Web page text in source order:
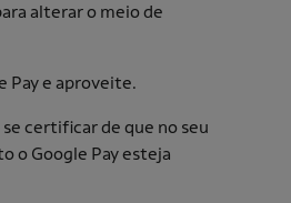
alterar o meio de
Pay e aproveite.
certificar de que no seu
o Google Pay esteja